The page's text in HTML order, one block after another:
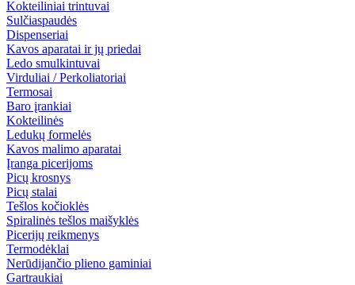
Kokteiliniai trintuvai
Sulčiaspaudės
Dispenseriai
Kavos aparatai ir jų priedai
Ledo smulkintuvai
Virduliai / Perkoliatoriai
Termosai
Baro įrankiai
Kokteilinės
Ledukų formelės
Kavos malimo aparatai
Įranga picerijoms
Picų krosnys
Picų stalai
Tešlos kočioklės
Spiralinės tešlos maišyklės
Picerijų reikmenys
Termodėklai
Nerūdijančio plieno gaminiai
Gartraukiai